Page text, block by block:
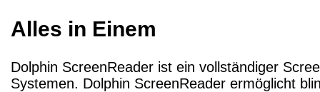
Alles in Einem
Dolphin ScreenReader ist ein vollständiger
Systemen. Dolphin ScreenReader ermöglicht